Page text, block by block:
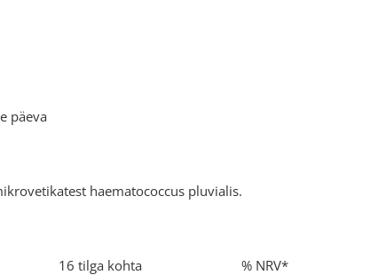
päeva
haematococcus pluvialis.
tilga kohta % NRV*